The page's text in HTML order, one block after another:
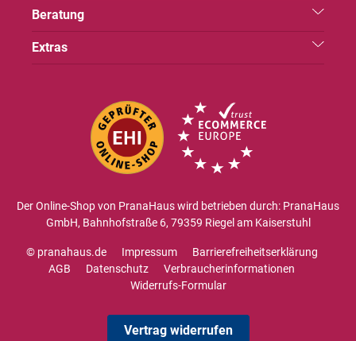
Beratung
Extras
Der Online-Shop von PranaHaus wird betrieben durch: PranaHaus
GmbH, Bahnhofstraße 6, 79359 Riegel am Kaiserstuhl
© pranahaus.de Impressum
Barrierefreiheitserklärung
AGB
Datenschutz
Verbraucherinformationen
Widerrufs-Formular
Vertrag widerrufen